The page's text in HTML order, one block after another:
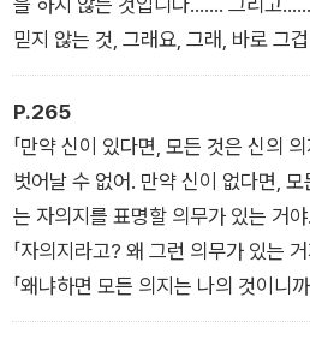
모두 놀라서 쳐다보겠지요…….
믿지 않는 것, 그래요, 그래, 바로 그
P.265
「만약 신이 있다면, 모든 것은 신의
벗어날 수 없어. 만약 신이 없다면,
는 자의지를 표명할 의무가 있는 거야.
「자의지라고? 왜 그런 의무가 있는 거
「왜냐하면 모든 의지는 나의 것이니
을 끝장내고 자의지를 확신한 후, 그